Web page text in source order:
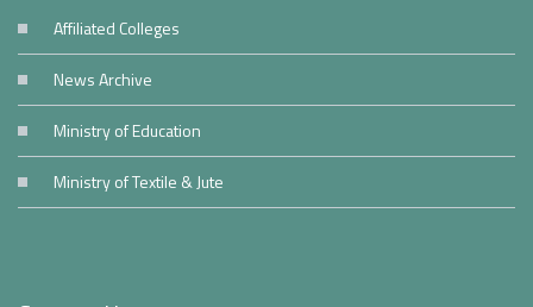
Affiliated Colleges
News Archive
Ministry of Education
Ministry of Textile & Jute